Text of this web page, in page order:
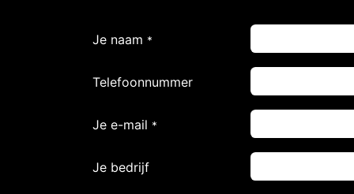
Je naam *
Telefoonnummer
Je e-mail *
Je bedrijf